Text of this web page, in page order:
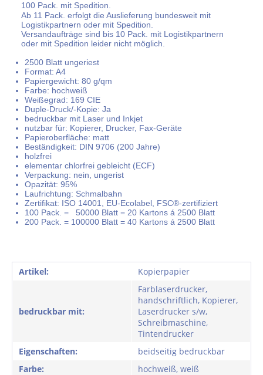
100 Pack. mit Spedition.
Ab 11 Pack. erfolgt die Auslieferung bundesweit mit
Logistikpartnern oder mit Spedition.
Versandaufträge sind bis 10 Pack. mit Logistikpartnern
oder mit Spedition leider nicht möglich.
2500 Blatt ungeriest
Format: A4
Papiergewicht: 80 g/qm
Farbe: hochweiß
Weißegrad: 169 CIE
Duple-Druck/-Kopie: Ja
bedruckbar mit Laser und Inkjet
nutzbar für: Kopierer, Drucker, Fax-Geräte
Papieroberfläche: matt
Beständigkeit: DIN 9706 (200 Jahre)
holzfrei
elementar chlorfrei gebleicht (ECF)
Verpackung: nein, ungerist
Opazität: 95%
Laufrichtung: Schmalbahn
Zertifikat: ISO 14001, EU-Ecolabel, FSC®-zertifiziert
100 Pack. =
50000 Blatt = 20 Kartons á 2500 Blatt
200 Pack. = 100000 Blatt = 40 Kartons á 2500 Blatt
Artikel: Kopierpapier
bedruckbar mit:
Farblaserdrucker,
handschriftlich, Kopierer,
Laserdrucker s/w,
Schreibmaschine,
Tintendrucker
Eigenschaften:
beidseitig bedruckbar
Farbe:
hochweiß, weiß